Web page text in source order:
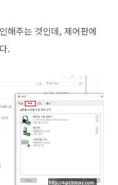
해주는 것인데, 제어판에
.